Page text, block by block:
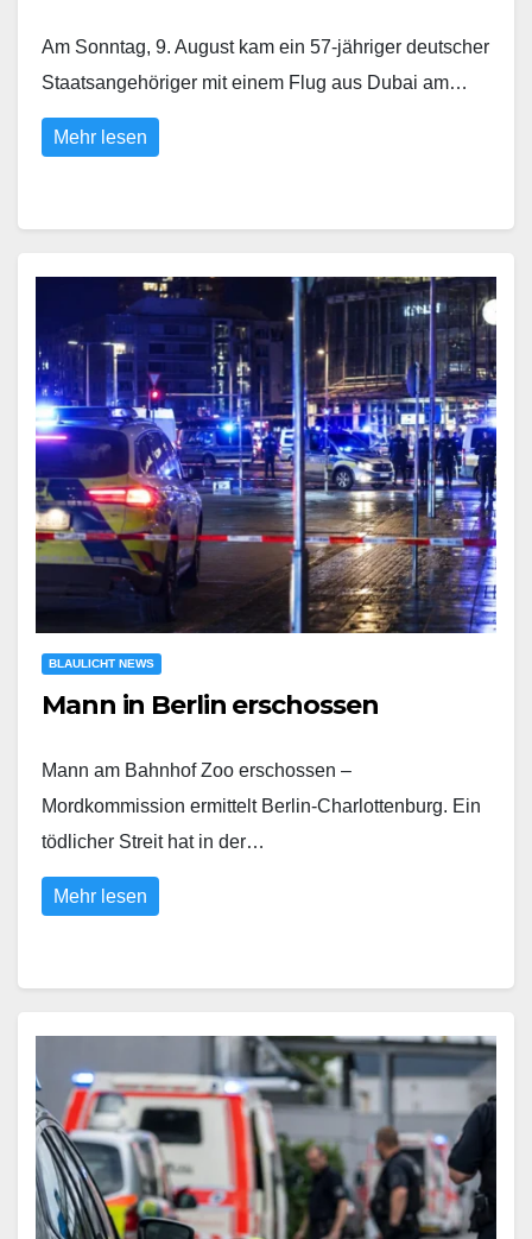
Am Sonntag, 9. August kam ein 57-jähriger deutscher
Staatsangehöriger mit einem Flug aus Dubai am…
Mehr lesen
BLAULICHT NEWS
Mann in Berlin erschossen
Mann am Bahnhof Zoo erschossen –
Mordkommission ermittelt Berlin-Charlottenburg. Ein
tödlicher Streit hat in der…
Mehr lesen